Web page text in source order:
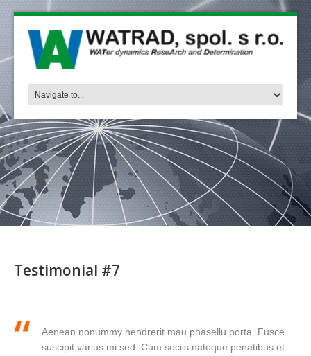
Testimonial #7
Aenean nonummy hendrerit mau phasellu porta. Fusce
suscipit varius mi sed. Cum sociis natoque penatibus et